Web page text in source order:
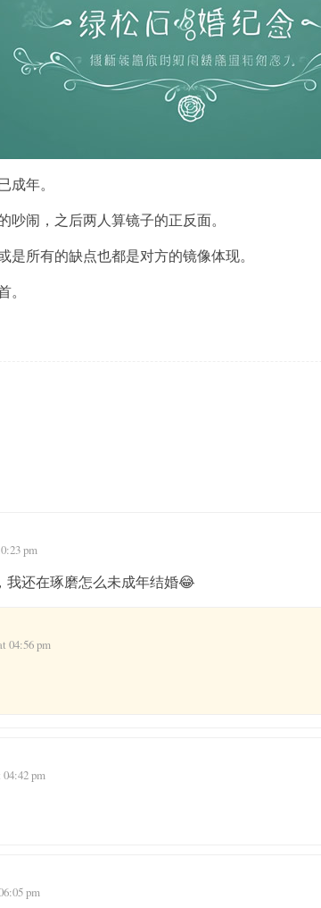
成年。
吵闹，之后两人算镜子的正反面。
是所有的缺点也都是对方的镜像体现。
pm
我还在琢磨怎么未成年结婚😂
04:56 pm
pm
pm